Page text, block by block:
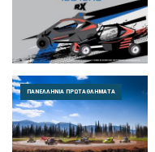
ΠΑΝΕΛΛΉΝΙΑ ΠΡΩΤΑΘΛΉΜΑΤΑ